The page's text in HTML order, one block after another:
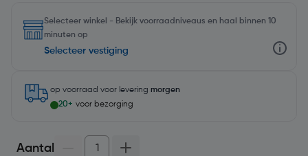
Selecteer winkel - Bekijk voorraadniveaus en haal binnen 10
minuten op
Selecteer vestiging
op voorraad voor levering morgen
20+ voor bezorging
Aantal